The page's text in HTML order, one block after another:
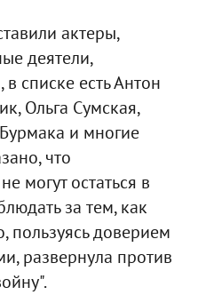
актеры,
деятели,
списке есть Антон
Ольга Сумская,
и многие
что
могут остаться в
за тем, как
пользуясь доверием
развернула против